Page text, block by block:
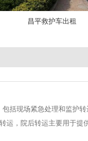
昌平救护车出租
括现场紧急处理和监护
，院后转运主要用于提
配备医务人员、急救药